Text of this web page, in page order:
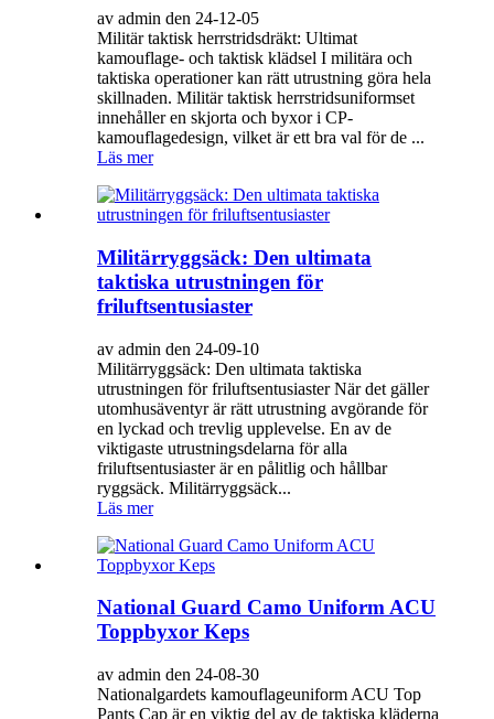
av admin den 24-12-05
Militär taktisk herrstridsdräkt: Ultimat
kamouflage- och taktisk klädsel I militära och
taktiska operationer kan rätt utrustning göra hela
skillnaden. Militär taktisk herrstridsuniformset
innehåller en skjorta och byxor i CP-
kamouflagedesign, vilket är ett bra val för de ...
Läs mer
Militärryggsäck: Den ultimata
taktiska utrustningen för
friluftsentusiaster
av admin den 24-09-10
Militärryggsäck: Den ultimata taktiska
utrustningen för friluftsentusiaster När det gäller
utomhusäventyr är rätt utrustning avgörande för
en lyckad och trevlig upplevelse. En av de
viktigaste utrustningsdelarna för alla
friluftsentusiaster är en pålitlig och hållbar
ryggsäck. Militärryggsäck...
Läs mer
National Guard Camo Uniform ACU
Toppbyxor Keps
av admin den 24-08-30
Nationalgardets kamouflageuniform ACU Top
Pants Cap är en viktig del av de taktiska kläderna